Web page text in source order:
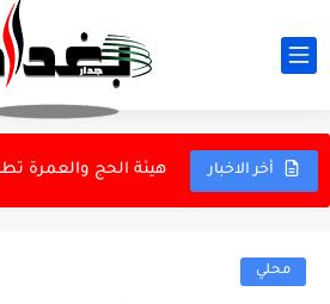
أخر الاخبار
فينيسيوس جونيور محلي